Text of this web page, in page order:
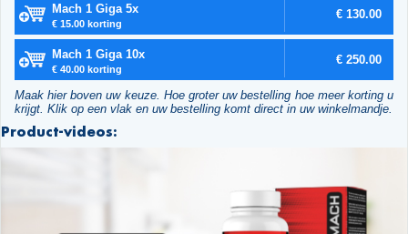
Mach 1 Giga 5x
€ 15.00 korting
€ 130.00
Mach 1 Giga 10x
€ 40.00 korting
€ 250.00
Maak hier boven uw keuze. Hoe groter uw bestelling hoe meer korting u
krijgt. Klik op een vlak en uw bestelling komt direct in uw winkelmandje.
Product-videos: